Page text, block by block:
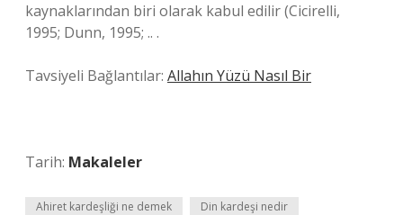
kaynaklarından biri olarak kabul edilir (Cicirelli,
1995; Dunn, 1995; .. .
Tavsiyeli Bağlantılar: Allahın Yüzü Nasıl Bir
Tarih: Makaleler
Ahiret kardeşliği ne demek Din kardeşi nedir